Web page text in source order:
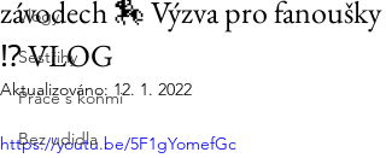
Vlogy
Sestřihy
Práce s koňmi
Bez udidla
závodech 🏇 Výzva pro fanoušky
⁉️ VLOG
Aktualizováno: 12. 1. 2022
https://youtu.be/5F1gYomefGc